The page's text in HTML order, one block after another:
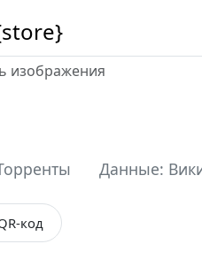
изображения
Данные:
код